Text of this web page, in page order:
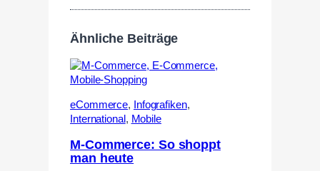
Ähnliche Beiträge
eCommerce, Infografiken,
International , Mobile
M-Commerce: So shoppt
man heute